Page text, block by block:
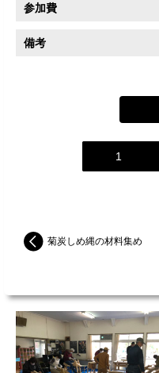
参加費
備考
1
菊炭しめ縄の材料集め